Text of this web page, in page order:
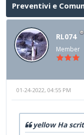
Preventivi e
RL074
Member
01-24-2022, 04:55 PM
yellow Ha